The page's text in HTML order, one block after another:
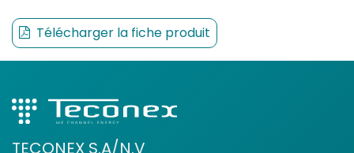
Télécharger la fiche produit
TECONEX S.A/N.V